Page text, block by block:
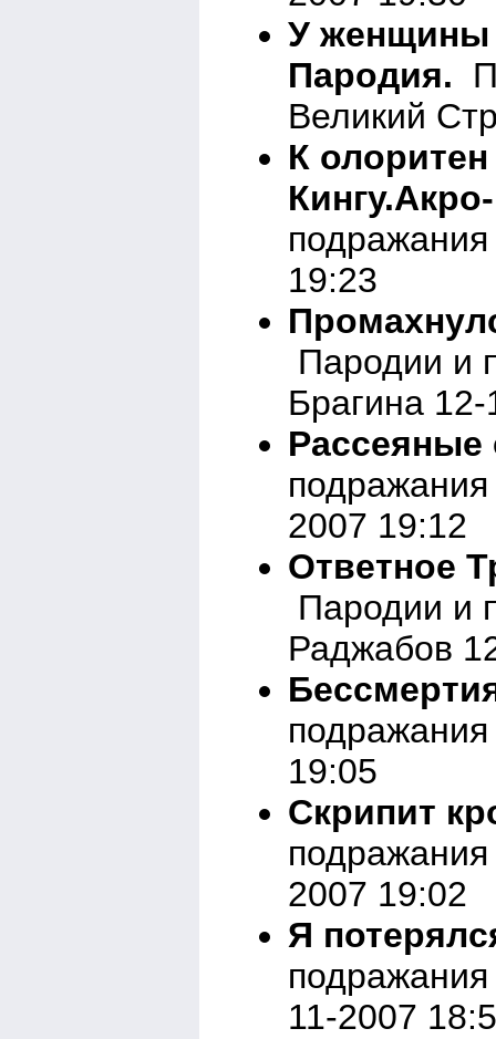
У женщины
Пародия.
Великий
К
19:23
Пародии и
Брагина
2007 19:12
Ответное
Пародии и
Раджабов
19:05
Скрипит
2007 19:02
Я
11-2007